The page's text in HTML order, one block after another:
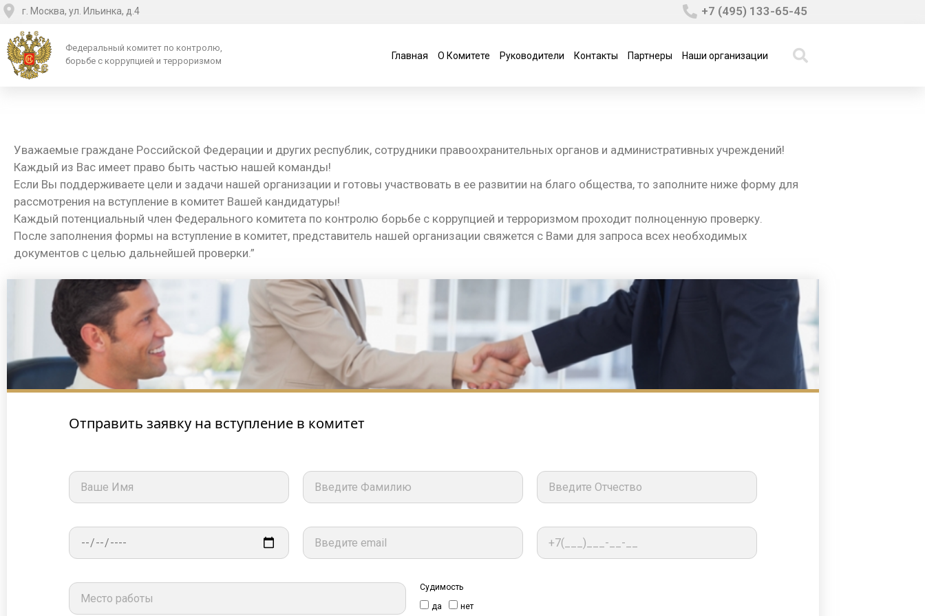
г. Москва, ул. Ильинка, д.4 +7 (495) 133-65-45
Федеральный комитет по контролю,
борьбе с коррупцией и терроризмом
Главная О Комитете Руководители Контакты Партнеры Наши организации
Уважаемые граждане Российской Федерации и других республик, сотрудники правоохранительных органов и административных учреждений!
Каждый из Вас имеет право быть частью нашей команды!
Если Вы поддерживаете цели и задачи нашей организации и готовы участвовать в ее развитии на благо общества, то заполните ниже форму для
рассмотрения на вступление в комитет Вашей кандидатуры!
Каждый потенциальный член Федерального комитета по контролю борьбе с коррупцией и терроризмом проходит полноценную проверку.
После заполнения формы на вступление в комитет, представитель нашей организации свяжется с Вами для запроса всех необходимых
документов с целью дальнейшей проверки.”
Отправить заявку на вступление в комитет
Судимость
да нет